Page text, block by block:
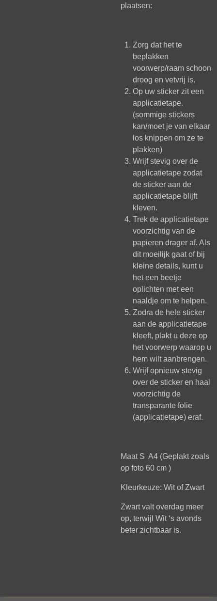
plaatsen:
Zorg dat het te
beplakken
voorwerp/raam schoon
droog en vetvrij is.
Op uw sticker zit een
applicatietape.
(sommige stickers
kan/moet je van elkaar
los knippen om ze te
plakken)
Wrijf stevig over de
applicatietape zodat
de sticker aan de
applicatietape blijft
kleven.
Trek de applicatietape
voorzichtig van de
papieren drager af. Als
dit moeilijk gaat of bij
kleine details, kunt u
het een beetje
oplichten met een
naaldje om te helpen.
Zodra de hele sticker
aan de applicatietape
kleeft, plakt u deze op
het voorwerp waarop u
hem wilt aanbrengen.
Wrijf opnieuw stevig
over de sticker en haal
voorzichtig de
transparante folie
(applicatietape) eraf.
Maat S A4 (Geplakt zoals
op foto 60 cm )
Kleurkeuze: Wit of Zwart
Zwart valt overdag meer
op, terwijl Wit ‘s avonds
beter zichtbaar is.